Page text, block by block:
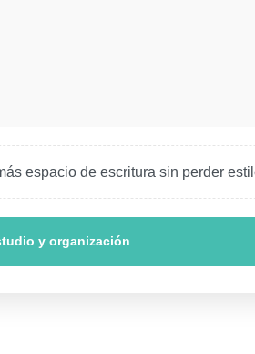
espacio de escritura sin perder
y organización